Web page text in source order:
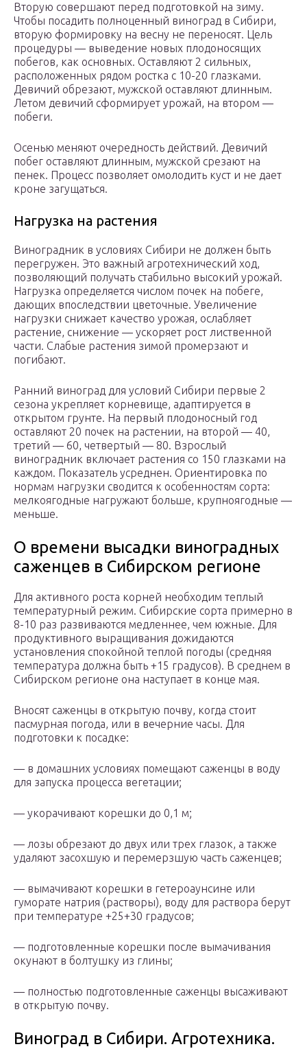
Вторую совершают перед подготовкой на зиму.
Чтобы посадить полноценный виноград в Сибири,
вторую формировку на весну не переносят. Цель
процедуры — выведение новых плодоносящих
побегов, как основных. Оставляют 2 сильных,
расположенных рядом ростка с 10-20 глазками.
Девичий обрезают, мужской оставляют длинным.
Летом девичий сформирует урожай, на втором —
побеги.
Осенью меняют очередность действий. Девичий
побег оставляют длинным, мужской срезают на
пенек. Процесс позволяет омолодить куст и не дает
кроне загущаться.
Нагрузка на растения
Виноградник в условиях Сибири не должен быть
перегружен. Это важный агротехнический ход,
позволяющий получать стабильно высокий урожай.
Нагрузка определяется числом почек на побеге,
дающих впоследствии цветочные. Увеличение
нагрузки снижает качество урожая, ослабляет
растение, снижение — ускоряет рост лиственной
части. Слабые растения зимой промерзают и
погибают.
Ранний виноград для условий Сибири первые 2
сезона укрепляет корневище, адаптируется в
открытом грунте. На первый плодоносный год
оставляют 20 почек на растении, на второй — 40,
третий — 60, четвертый — 80. Взрослый
виноградник включает растения со 150 глазками на
каждом. Показатель усреднен. Ориентировка по
нормам нагрузки сводится к особенностям сорта:
мелкоягодные нагружают больше, крупноягодные —
меньше.
О времени высадки виноградных
саженцев в Сибирском регионе
Для активного роста корней необходим теплый
температурный режим. Сибирские сорта примерно в
8-10 раз развиваются медленнее, чем южные. Для
продуктивного выращивания дожидаются
установления спокойной теплой погоды (средняя
температура должна быть +15 градусов). В среднем в
Сибирском регионе она наступает в конце мая.
Вносят саженцы в открытую почву, когда стоит
пасмурная погода, или в вечерние часы. Для
подготовки к посадке:
— в домашних условиях помещают саженцы в воду
для запуска процесса вегетации;
— укорачивают корешки до 0,1 м;
— лозы обрезают до двух или трех глазок, а также
удаляют засохшую и перемерзшую часть саженцев;
— вымачивают корешки в гетероаунсине или
гуморате натрия (растворы), воду для раствора берут
при температуре +25+30 градусов;
— подготовленные корешки после вымачивания
окунают в болтушку из глины;
— полностью подготовленные саженцы высаживают
в открытую почву.
Виноград в Сибири. Агротехника.